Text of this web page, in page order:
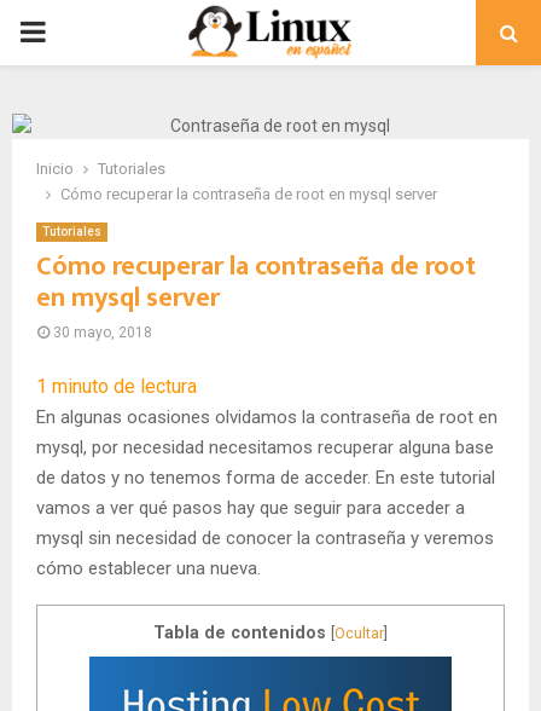
PRIMARY
Inicio
Tutoriales
Cómo recuperar la contraseña de root en mysql server
Tutoriales
Cómo recuperar la contraseña de root
en mysql server
30 mayo, 2018
1 minuto de lectura
En algunas ocasiones olvidamos la contraseña de root en
mysql, por necesidad necesitamos recuperar alguna base
de datos y no tenemos forma de acceder. En este tutorial
vamos a ver qué pasos hay que seguir para acceder a
mysql sin necesidad de conocer la contraseña y veremos
cómo establecer una nueva.
Tabla de contenidos [Ocultar]